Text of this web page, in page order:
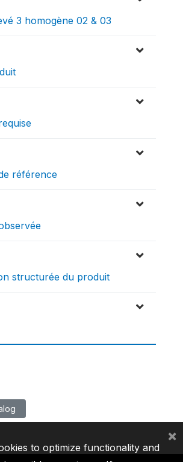
3 homogène 02 & 03
référence
structurée du produit
to optimize functionality and
×